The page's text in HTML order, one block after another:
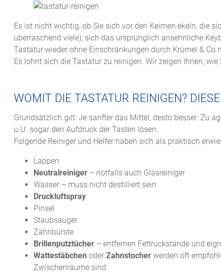
Es ist nicht wichtig, ob Sie sich vor den Keimen ekeln, die
überraschend viele), sich das ursprünglich ansehnliche
Tastatur wieder ohne Einschränkungen durch Krümel & Co
Es lohnt sich die Tastatur zu reinigen. Wir zeigen Ihnen,
WOMIT DIE TASTATUR REINIGEN?
Grundsätzlich gilt: Je sanfter das Mittel, desto besser. Zu
u.U. sogar den Aufdruck der Tasten lösen.
Folgende Reiniger und Helfer haben sich als praktisch
Lappen
Neutralreiniger – notfalls auch Glasreiniger
Wasser – muss nicht destilliert sein
Druckluftspray
Pinsel
Staubsauger
Zahnbürste
Brillenputztücher – entfernen Fettrückstände und
Wattestäbchen oder Zahnstocher werden oft
Zwischenräume sind